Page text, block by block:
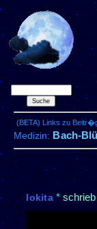
(BETA) Links zu
Medizin: Bach-
lokita *